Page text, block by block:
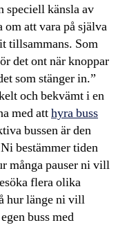
speciell känsla av
att vara på själva
tillsammans. Som
det ont när knoppar
som stänger in.”
och bekvämt i en
med atthyra buss
bussen är den
bestämmer tiden
många pauser ni vill
flera olika
hur länge ni vill
buss med